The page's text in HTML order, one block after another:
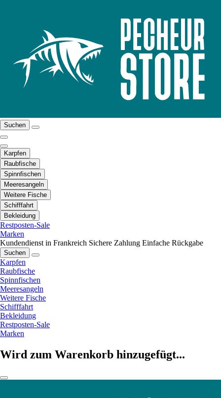
Suchen
Karpfen
Raubfische
Spinnfischen
Meeresangeln
Weitere Fische
Schifffahrt
Bekleidung
Restposten-Sale
Marken
Kundendienst in Frankreich Sichere Zahlung Einfache Rückgabe
Suchen
Karpfen
Raubfische
Spinnfischen
Meeresangeln
Weitere Fische
Schifffahrt
Bekleidung
Restposten-Sale
Marken
Wird zum Warenkorb hinzugefügt...